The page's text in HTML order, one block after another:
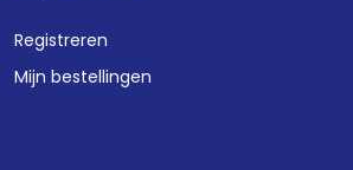
Registreren
Mijn bestellingen